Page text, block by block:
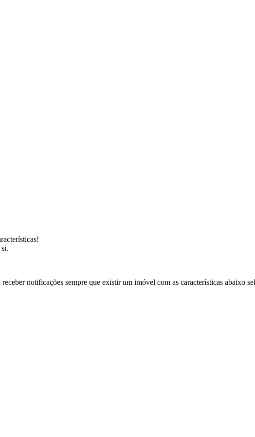
notificações sempre que existir um imóvel com as características abaixo